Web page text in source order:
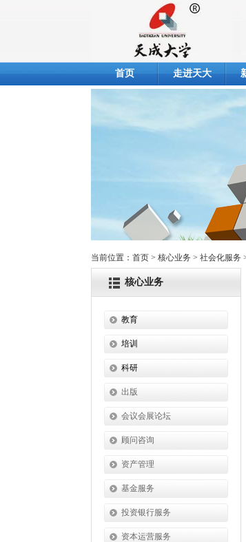
首页 走进天大
当前位置： 首页 > 核心业务 > 社会化服务
核心业务
教育
学历教育课程
职业培训课程
职业资格教育
对学生三后培训
专题教育
培训
对企业家培训
对政府公务人员
培训内容
培训目标
培训管理
科研
研究内容
研究目标
研究机构
研究工作的管理
出版
会议会展论坛
顾问咨询
资产管理
基金服务
投资银行服务
资本运营服务